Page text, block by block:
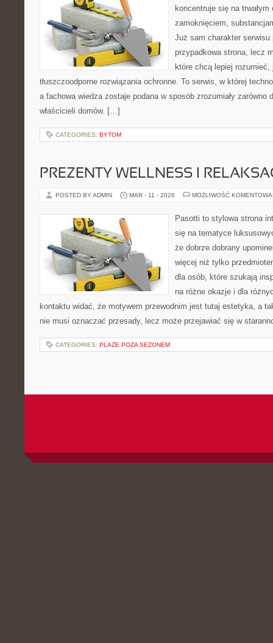
koncentruje się na trwałym
zamoknięciem,
Już sam charakter
przypadkowa strona, lecz
które chcą lepiej rozumieć,
tłuszczoodporne rozwiązania ochronne. To serwis, w której
a fachowa wiedza zostaje podana w sposób zrozumiały zarówno
właścicieli domów. […]
CATEGORIES: BYTOM
PREZENTY WELLNESS I
POSTED BY ADMIN MAR - 11 - 2026 MOŻLIWOŚĆ
Pasotti to stylowa strona
się na tematyce
że dobrze dobrany
więcej niż tylko
dla osób, które szukają
na różne okazje i dla
kontaktu widać, że motywem przewodnim jest tutaj estetyka, a
nie musi oznaczać przesady, lecz może przejawiać się w
CATEGORIES: PLAŻE POZA SEZONEM